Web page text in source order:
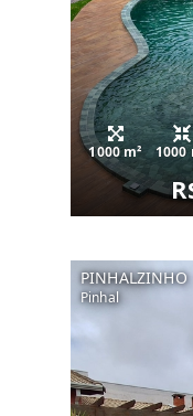
1000 m² 1000
PINHALZINHO
Pinhal